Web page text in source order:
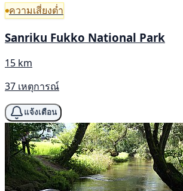
ความเสี่ยงต่ำ
Sanriku Fukko National Park
15 km
37 เหตุการณ์
แจ้งเตือน